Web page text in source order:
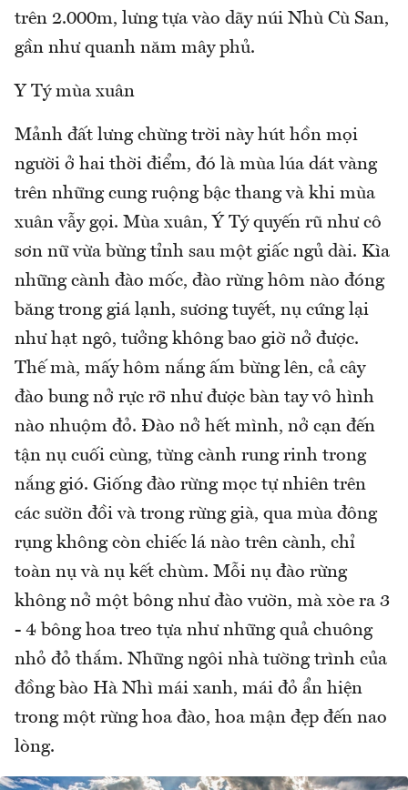
trên 2.000m, lưng tựa vào dãy núi Nhù Cù San,
gần như quanh năm mây phủ.
Y Tý mùa xuân
Mảnh đất lưng chừng trời này hút hồn mọi
người ở hai thời điểm, đó là mùa lúa dát vàng
trên những cung ruộng bậc thang và khi mùa
xuân vẫy gọi. Mùa xuân, Ý Tý quyến rũ như cô
sơn nữ vừa bừng tỉnh sau một giấc ngủ dài. Kìa
những cành đào mốc, đào rừng hôm nào đóng
băng trong giá lạnh, sương tuyết, nụ cứng lại
như hạt ngô, tưởng không bao giờ nở được.
Thế mà, mấy hôm nắng ấm bừng lên, cả cây
đào bung nở rực rỡ như được bàn tay vô hình
nào nhuộm đỏ. Đào nở hết mình, nở cạn đến
tận nụ cuối cùng, từng cành rung rinh trong
nắng gió. Giống đào rừng mọc tự nhiên trên
các sườn đồi và trong rừng già, qua mùa đông
rụng không còn chiếc lá nào trên cành, chỉ
toàn nụ và nụ kết chùm. Mỗi nụ đào rừng
không nở một bông như đào vườn, mà xòe ra 3
- 4 bông hoa treo tựa như những quả chuông
nhỏ đỏ thắm. Những ngôi nhà tường trình của
đồng bào Hà Nhì mái xanh, mái đỏ ẩn hiện
trong một rừng hoa đào, hoa mận đẹp đến nao
lòng.